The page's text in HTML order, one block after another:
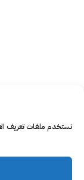
تعريف الارتباط